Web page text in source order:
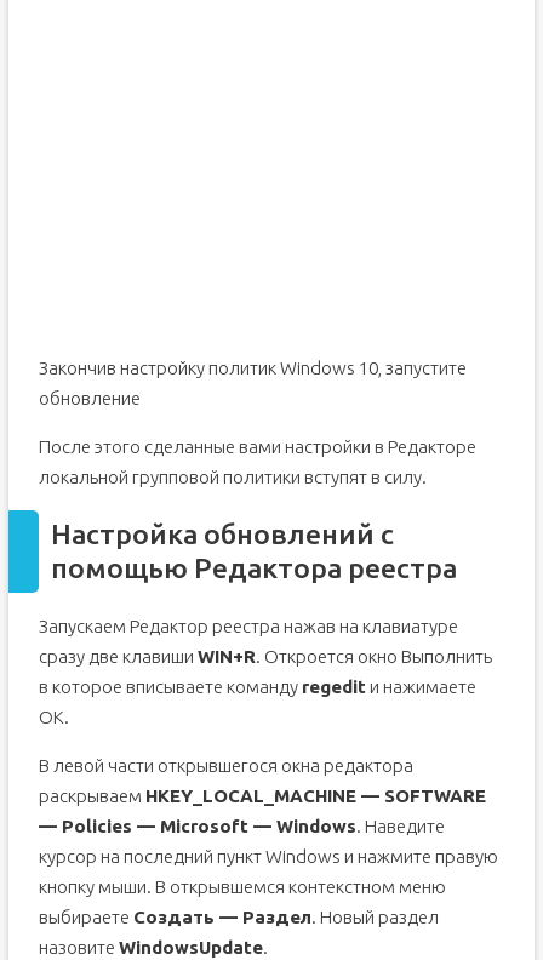
Закончив настройку политик Windows 10, запустите
обновление
После этого сделанные вами настройки в Редакторе
локальной групповой политики вступят в силу.
Настройка обновлений с
помощью Редактора реестра
Запускаем Редактор реестра нажав на клавиатуре
сразу две клавиши WIN+R. Откроется окно Выполнить
в которое вписываете команду regedit и нажимаете
ОК.
В левой части открывшегося окна редактора
раскрываем HKEY_LOCAL_MACHINE — SOFTWARE
— Policies — Microsoft — Windows. Наведите
курсор на последний пункт Windows и нажмите правую
кнопку мыши. В открывшемся контекстном меню
выбираете Создать — Раздел. Новый раздел
назовите WindowsUpdate.